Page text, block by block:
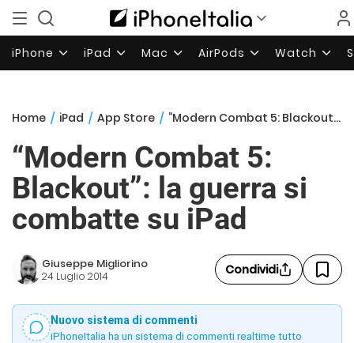
iPhone iPad Mac AirPods Watch
Home / iPad / App Store / “Modern Combat 5: Blackout”: la guerra si combatte su iPad
“Modern Combat 5:
Blackout”: la guerra si
combatte su iPad
Giuseppe Migliorino
24 Luglio 2014 Condividi
Nuovo sistema di commenti
iPhoneItalia ha un sistema di commenti realtime tutto